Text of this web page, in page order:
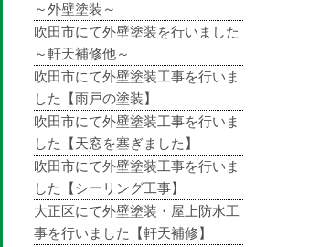
～外壁塗装～
吹田市にて外壁塗装を行いました
～軒天補修他～
吹田市にて外壁塗装工事を行いま
した【雨戸の塗装】
吹田市にて外壁塗装工事を行いま
した【天窓を塞ぎました】
吹田市にて外壁塗装工事を行いま
した【シーリング工事】
大正区にて外壁塗装・屋上防水工
事を行いました【軒天補修】